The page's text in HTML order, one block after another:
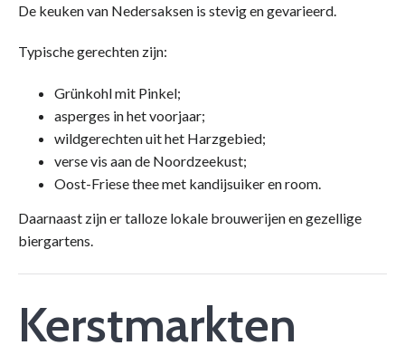
De keuken van Nedersaksen is stevig en gevarieerd.
Typische gerechten zijn:
Grünkohl mit Pinkel;
asperges in het voorjaar;
wildgerechten uit het Harzgebied;
verse vis aan de Noordzeekust;
Oost-Friese thee met kandijsuiker en room.
Daarnaast zijn er talloze lokale brouwerijen en gezellige
biergartens.
Kerstmarkten